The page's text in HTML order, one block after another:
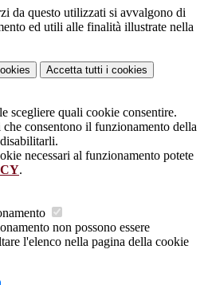
da questo utilizzati si avvalgono di
ed utili alle finalità illustrate nella
Accetta tutti i cookies
scegliere quali cookie consentire.
consentono il funzionamento della
necessari al funzionamento potete
.
non possono essere
l'elenco nella pagina della cookie